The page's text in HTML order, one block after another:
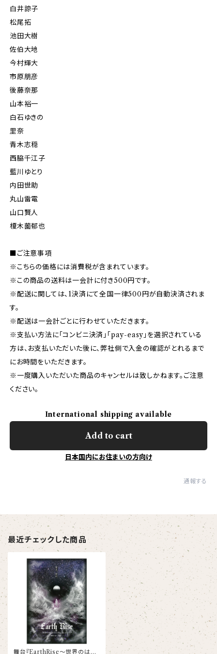
白井諒子
松尾拓
池田大樹
佐伯大地
今村輝大
市原朋彦
後藤奈那
山本裕一
白石ゆきの
里奈
青木志穏
西脇千江子
藍川ゆとり
内田世助
丸山雷電
山口賢人
榎木薗郁也
■ご注意事項
※こちらの価格には消費税が含まれています。
※この商品の送料は一会計に付き500円です。
※配送に関しては、1決済にて全国一律500円が自動決済されま
す。
※配送は一会計ごとに行わせていただきます。
※支払い方法に「コンビニ決済」「pay-easy」を選択されている
方は、お支払いただいた後に、弊社側で入金の確認がとれるまで
にお時間をいただきます。
※一度購入いただいた商品のキャンセルは致しかねます。ご注意
ください。
International shipping available
Add to cart
日本国内にお住まいの方向け
通報する
最近チェックした商品
舞台『EarthRise〜世界のはじ